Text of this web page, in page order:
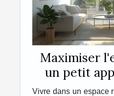
Maximiser
un petit
astuces
Vivre dans un espace